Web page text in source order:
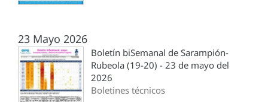
23 Mayo 2026
Boletín biSemanal de Sarampión-
Rubeola (19-20) - 23 de mayo del
2026
Boletines técnicos